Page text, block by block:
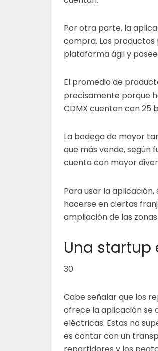
Por otra parte, la
compra. Los
plataforma ágil y
El promedio de
precisamente porque
CDMX cuentan con 25
La bodega de mayor
que más vende, según
cuenta con mayor
Para usar la
hacerse en ciertas
ampliación de las
Una startup
30
Cabe señalar que los
ofrece la aplicación se
eléctricas. Estas no
es contar con un